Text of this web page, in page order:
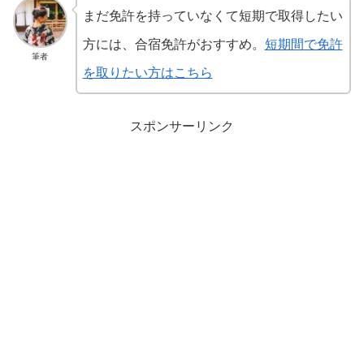
筆者
まだ免許を持っていなくて短期で取得したい
方には、合宿免許がおすすめ。 短期間で免許
を取りたい方はこちら
スポンサーリンク